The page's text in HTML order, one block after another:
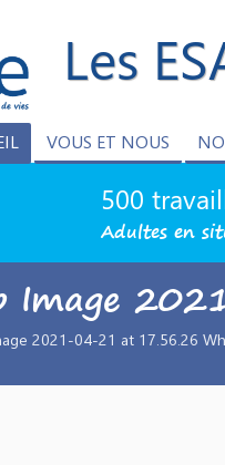
Les
VOUS ET NOUS
500
Adultes en
Image
2021-04-21 at 17.56.26